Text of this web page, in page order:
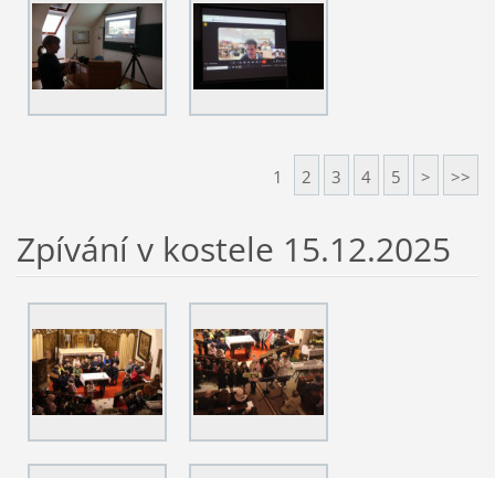
1 2 3 4 5 > >>
Zpívání v kostele 15.12.2025